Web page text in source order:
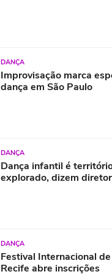
DANÇA
Improvisação marca
dança em São Paulo
DANÇA
Dança infantil é
explorado, dizem
DANÇA
Festival Internacional
Recife abre inscrições